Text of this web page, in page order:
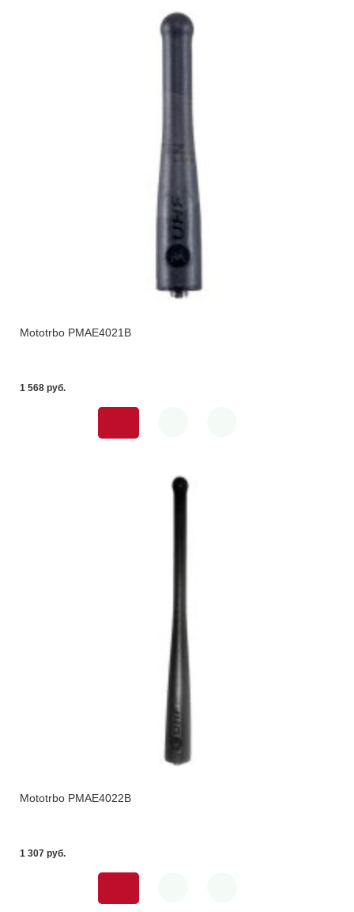
Mototrbo PMAE4021B
1 568 pуб.
Mototrbo PMAE4022B
1 307 pуб.